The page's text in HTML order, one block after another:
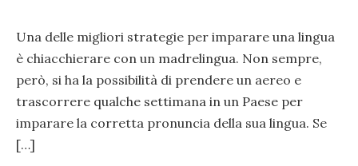
Una delle migliori strategie per imparare una lingua
è chiacchierare con un madrelingua. Non sempre,
però, si ha la possibilità di prendere un aereo e
trascorrere qualche settimana in un Paese per
imparare la corretta pronuncia della sua lingua. Se
[…]